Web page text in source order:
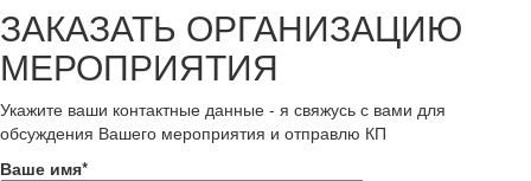
ЗАКАЗАТЬ ОРГАНИЗАЦИЮ
МЕРОПРИЯТИЯ
Укажите ваши контактные данные - я свяжусь с вами для
обсуждения Вашего мероприятия и отправлю КП
Ваше имя*